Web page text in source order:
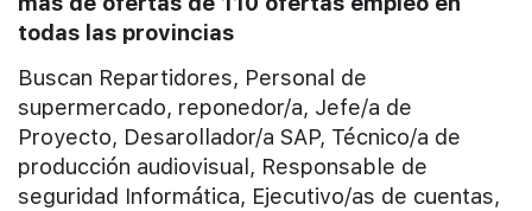
todas las provincias
Buscan Repartidores, Personal de
supermercado, reponedor/a, Jefe/a de
Proyecto, Desarollador/a SAP, Técnico/a de
producción audiovisual, Responsable de
seguridad Informática, Ejecutivo/as de cuentas,